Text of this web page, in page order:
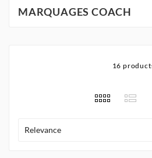
MARQUAGES COACH
16
Relevance